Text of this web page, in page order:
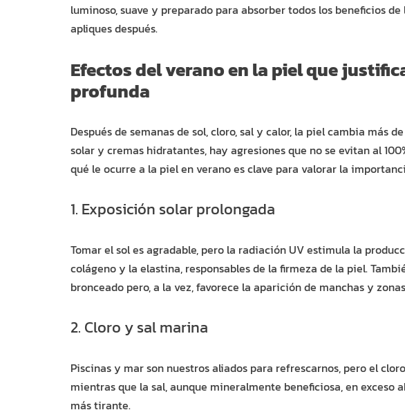
luminoso, suave y preparado para absorber todos los beneficios
apliques después.
Efectos del verano en la piel que
profunda
Después de semanas de sol, cloro, sal y calor, la piel cambia más
solar y cremas hidratantes, hay agresiones que no se evitan al
qué le ocurre a la piel en verano es clave para valorar la
1. Exposición solar prolongada
Tomar el sol es agradable, pero la radiación UV estimula la
colágeno y la elastina, responsables de la firmeza de la piel.
bronceado pero, a la vez, favorece la aparición de manchas y
2. Cloro y sal marina
Piscinas y mar son nuestros aliados para refrescarnos, pero el
mientras que la sal, aunque mineralmente beneficiosa, en exceso
más tirante.